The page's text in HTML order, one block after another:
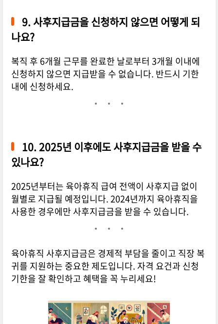
9.사후지급금을 신청하지 않으면 어떻게 되
나요?
복직 후 6개월 근무를 완료한 날로부터 3개월 이내에
신청하지 않으면 지급받을 수 없습니다. 반드시 기한
내에 신청하세요.
10.2025년 이후에도 사후지급금을 받을 수
있나요?
2025년부터는 육아휴직 급여 전액이 사후지급 없이
월별로 지급될 예정입니다. 2024년까지 육아휴직을
사용한 경우에만 사후지급금을 받을 수 있습니다.
육아휴직 사후지급금은 경제적 부담을 줄이고 직장 복
귀를 지원하는 중요한 제도입니다. 자격 요건과 신청
기한을 잘 확인하고 혜택을 꼭 누리세요!